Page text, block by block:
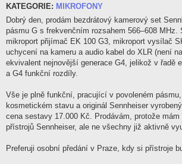
KATEGORIE: MIKROFONY
Dobrý den, prodám bezdrátový kamerový set
pásmu G s frekvenčním rozsahem 566–608 MHz.
mikroport přijímač EK 100 G3, mikroport vysílač
uchycení na kameru a audio kabel do XLR (není
ekvivalent nejnovější generace G4, jelikož v řadě
a G4 funkční rozdíly.
Vše je plně funkční, pracující v povoleném
kosmetickém stavu a originál Sennheiser
cena sestavy 17.000 Kč. Prodávám, protože
přístrojů Sennheiser, ale ne všechny již aktivně
Preferuji osobní předání v Praze, kdy si přístroje